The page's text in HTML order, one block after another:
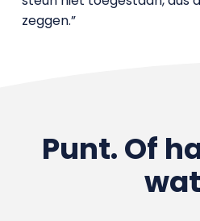
zeggen.”
Punt. Of